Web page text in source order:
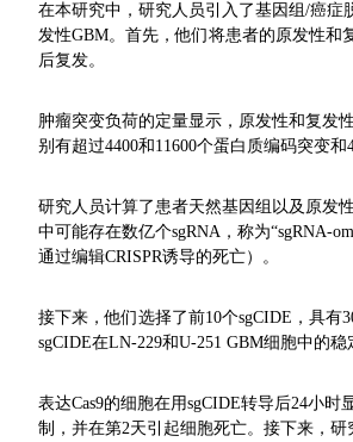
在本研究中，研究人员引入了基因组/癌症
发性GBM。首先，他们将患者的原发性和
后复发。
肿瘤突变负荷的定量显示，原发性和复发
别有超过4400和11600个蛋白质编码突变和
研究人员计算了患者天然基因组以及原发
中可能存在数亿个sgRNA，称为“sgRNA-
通过编辑CRISPR诱导的死亡）。
接下来，他们选择了前10个sgCIDE，具有
sgCIDE在LN-229和U-251 GBM细胞中的
表达Cas9的细胞在用sgCIDE转导后24小
制，并在第2天引起细胞死亡。接下来，